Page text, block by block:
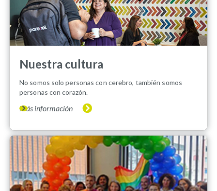
Nuestra cultura
No somos solo personas con cerebro, también somos
personas con corazón.
Más información